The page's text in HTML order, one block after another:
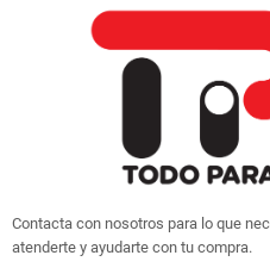
Contacta con nosotros para lo que
atenderte y ayudarte con tu compra.